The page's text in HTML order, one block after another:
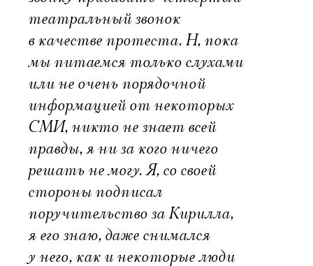
театральный звонок
в качестве протеста. Н, пока
мы питаемся только слухами
или не очень порядочной
информацией от некоторых
СМИ, никто не знает всей
правды, я ни за кого ничего
решать не могу. Я, со своей
стороны подписал
поручительство за Кирилла,
я его знаю, даже снимался
у него, как и некоторые люди